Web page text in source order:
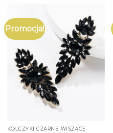
Promocja!
KOLCZYKI CZARNE WISZĄCE